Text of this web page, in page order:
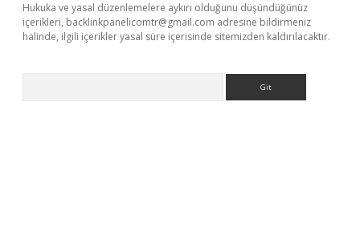
Hukuka ve yasal düzenlemelere aykırı olduğunu düşündüğünüz
içerikleri, backlinkpanelicomtr@gmail.com adresine bildirmeniz
halinde, ilgili içerikler yasal süre içerisinde sitemizden kaldırılacaktır.